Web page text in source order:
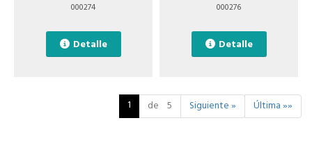
000274
Detalle
000276
Detalle
1 de 5 Siguiente » Última »»